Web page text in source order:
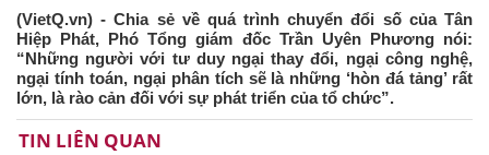
(VietQ.vn) - Chia sẻ về quá trình chuyển đổi số của Tân
Hiệp Phát, Phó Tổng giám đốc Trần Uyên Phương nói:
“Những người với tư duy ngại thay đổi, ngại công nghệ,
ngại tính toán, ngại phân tích sẽ là những ‘hòn đá tảng’ rất
lớn, là rào cản đối với sự phát triển của tổ chức”.
TIN LIÊN QUAN